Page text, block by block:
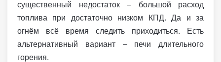
существенный недостаток – большой расход
топлива при достаточно низком КПД. Да и за
огнём всё время следить приходиться. Есть
альтернативный вариант – печи длительного
горения.